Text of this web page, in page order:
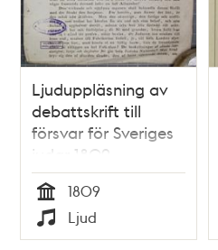
Ljuduppläsning av
debattskrift till
försvar för Sveriges
judar 1809
Tid
1809
Typ
Ljud